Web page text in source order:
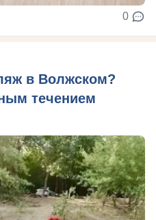
0
в Волжском?
течением